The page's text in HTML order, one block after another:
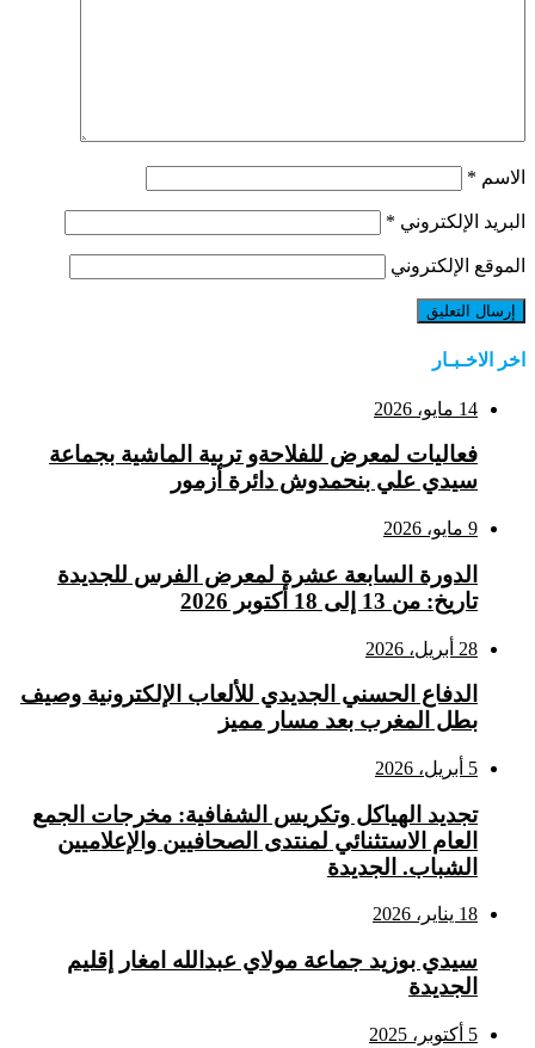
الاسم *
البريد الإلكتروني *
الموقع الإلكتروني
اخر الاخـبـار
14 مايو، 2026
فعاليات لمعرض للفلاحةو تربية الماشية بجماعة
سيدي علي بنحمدوش دائرة أزمور
9 مايو، 2026
الدورة السابعة عشرة لمعرض الفرس للجديدة
تاريخ: من 13 إلى 18 أكتوبر 2026
28 أبريل، 2026
الدفاع الحسني الجديدي للألعاب الإلكترونية وصيف
بطل المغرب بعد مسار مميز
5 أبريل، 2026
تجديد الهياكل وتكريس الشفافية: مخرجات الجمع
العام الاستثنائي لمنتدى الصحافيين والإعلاميين
الشباب. الجديدة
18 يناير، 2026
سيدي بوزيد جماعة مولاي عبدالله امغار إقليم
الجديدة
5 أكتوبر، 2025